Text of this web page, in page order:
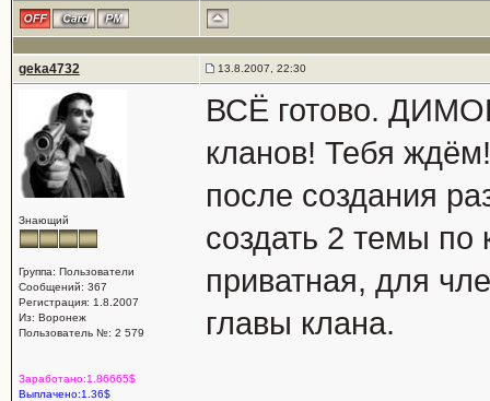
geka4732 13.8.2007, 22:30
Знающий
Группа: Пользователи
Сообщений: 367
Регистрация: 1.8.2007
Из: Воронеж
Пользователь №: 2 579
Заработано:1.86665$
Выплачено:1.36$
ВСЁ готово.
кланов! Тебя
после создания
создать 2 темы по
приватная, для
главы клана.